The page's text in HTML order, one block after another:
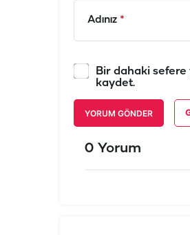
Adınız *
Bir dahaki sefere
kaydet.
YORUM GÖNDER
0 Yorum